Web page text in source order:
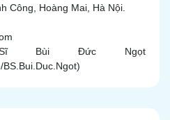
Công, Hoàng Mai, Hà Nội.
Sĩ Bùi Đức Ngọt